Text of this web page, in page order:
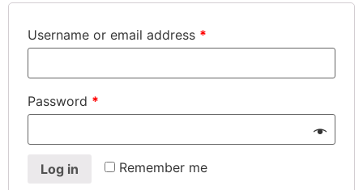
Username or email address *
Password *
Remember me
Log in